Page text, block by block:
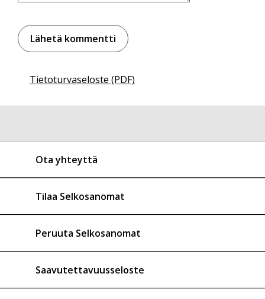
Tietoturvaseloste (PDF)
Ota yhteyttä
Tilaa Selkosanomat
Peruuta Selkosanomat
Saavutettavuusseloste